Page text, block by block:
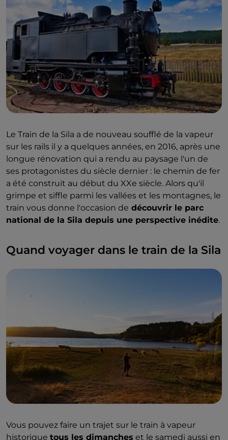
Le Train de la Sila a de nouveau soufflé de la vapeur
sur les rails il y a quelques années, en 2016, après une
longue rénovation qui a rendu au paysage l'un de
ses protagonistes du siècle dernier : le chemin de fer
a été construit au début du XXe siècle. Alors qu'il
grimpe et siffle parmi les vallées et les montagnes, le
train vous donne l'occasion de découvrir le parc
national de la Sila depuis une perspective inédite.
Quand voyager dans le train de la Sila
Vous pouvez faire un trajet sur le train à vapeur
historique tous les dimanches et le samedi aussi en